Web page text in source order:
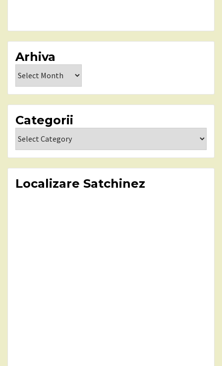
Arhiva
Categorii
Localizare Satchinez